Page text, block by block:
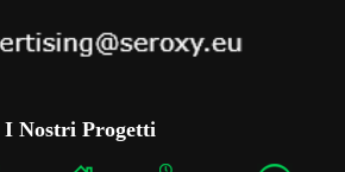
I Nostri Progetti